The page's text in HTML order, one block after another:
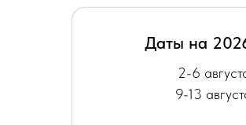
Даты на
2-6
9-13